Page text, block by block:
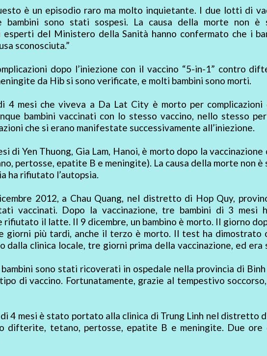
è un episodio raro ma molto inquietante. I due lotti di
sono stati sospesi. La causa della morte non è
del Ministero della Sanità hanno confermato che i
sconosciuta.”
dopo l’iniezione con il vaccino “5-in-1” contro
da Hib si sono verificate, e molti bambini sono morti.
4 mesi che viveva a Da Lat City è morto per complicazioni
bambini vaccinati con lo stesso vaccino, nello stesso
che si erano manifestate successivamente all’iniezione.
di Yen Thuong, Gia Lam, Hanoi, è morto dopo la vaccinazione
pertosse, epatite B e meningite). La causa della morte non è
ha rifiutato l’autopsia.
2012, a Chau Quang, nel distretto di Hop Quy,
vaccinati. Dopo la vaccinazione, tre bambini di 3 mesi
il latte. Il 9 dicembre, un bambino è morto. Il giorno
giorni più tardi, anche il terzo è morto. Il test ha dimostrato
dalla clinica locale, tre giorni prima della vaccinazione, ed era
sono stati ricoverati in ospedale nella provincia di
di vaccino. Fortunatamente, grazie al tempestivo
4 mesi è stato portato alla clinica di Trung Linh nel distretto
difterite, tetano, pertosse, epatite B e meningite. Due ore